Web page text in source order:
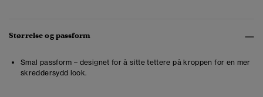
Størrelse og passform
Smal passform – designet for å sitte tettere på kroppen for en mer
skreddersydd look.